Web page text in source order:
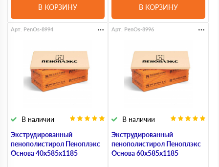
В КОРЗИНУ В КОРЗИНУ
Экструдированный
пенополистирол Пеноплэкс
Основа 40х585х1185
В наличии
Арт. PenOs-8994
Экструдированный
пенополистирол Пеноплэкс
Основа 60х585х1185
В наличии
Арт. PenOs-8996